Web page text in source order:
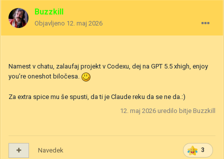
Buzzkill
Objavljeno 12. maj 2026
Namest v chatu, zalaufaj projekt v Codexu, dej na GPT 5.5 xhigh, enjoy
you’re oneshot biločesa.
Za extra spice mu še spusti, da ti je Claude reku da se ne da.:)
12. maj 2026 uredilo bitje Buzzkill
3
Navedek